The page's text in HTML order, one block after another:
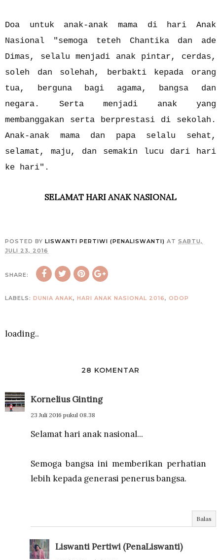
Doa untuk anak-anak mama di hari Anak
Nasional "semoga teteh Chantika dan ade
Dimas, selalu menjadi anak pintar, cerdas,
soleh dan solehah, berbakti kepada orang
tua, berguna bagi agama, bangsa dan
negara. Serta menjadi anak yang
membanggakan serta berprestasi di sekolah.
Anak-anak mama dan papa selalu sehat,
selamat, maju, dan semakin lucu dari hari
ke hari".
SELAMAT HARI ANAK NASIONAL
POSTED BY LISWANTI PERTIWI (PENALISWANTI) AT SABTU,
JULI 23, 2016
SHARE:
LABELS: DUNIA ANAK, HARI ANAK NASIONAL 2016, ODOP
loading..
28 KOMENTAR
Kornelius Ginting
23 Juli 2016 pukul 08.38
Selamat hari anak nasional...
Semoga bangsa ini memberikan perhatian
lebih kepada generasi penerus bangsa.
Balas
Liswanti Pertiwi (PenaLiswanti)